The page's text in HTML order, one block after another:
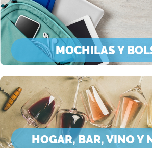
MOCHILAS Y
HOGAR, BAR, VINO Y